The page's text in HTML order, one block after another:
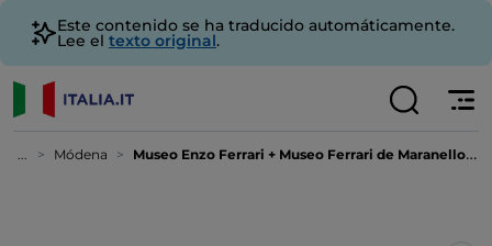
Este contenido se ha traducido automáticamente.
Lee el texto original.
... Módena Museo Enzo Ferrari + Museo Ferrari de Maranello + Simulador de F1